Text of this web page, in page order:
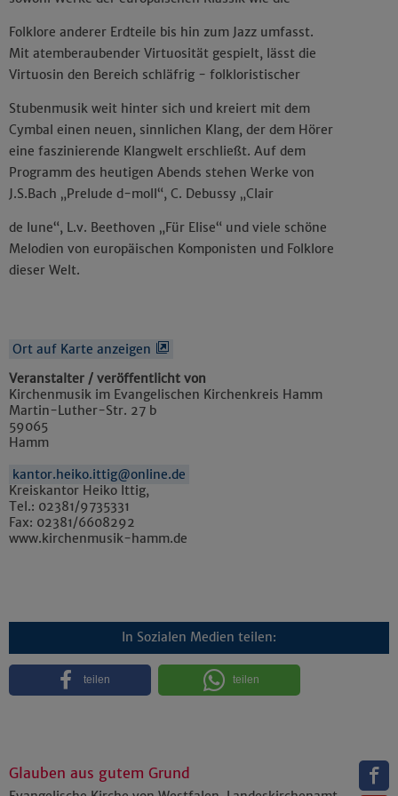
Folklore anderer Erdteile bis hin zum Jazz umfasst.
Mit atemberaubender Virtuosität gespielt, lässt die
Virtuosin den Bereich schläfrig - folkloristischer
Stubenmusik weit hinter sich und kreiert mit dem
Cymbal einen neuen, sinnlichen Klang, der dem Hörer
eine faszinierende Klangwelt erschließt. Auf dem
Programm des heutigen Abends stehen Werke von
J.S.Bach „Prelude d-moll“, C. Debussy „Clair
de lune“, L.v. Beethoven „Für Elise“ und viele schöne
Melodien von europäischen Komponisten und Folklore
dieser Welt.
Ort auf Karte anzeigen
Veranstalter / veröffentlicht von
Kirchenmusik im Evangelischen Kirchenkreis Hamm
Martin-Luther-Str. 27 b
59065
Hamm
kantor.heiko.ittig@online.de
Kreiskantor Heiko Ittig,
Tel.: 02381/9735331
Fax: 02381/6608292
www.kirchenmusik-hamm.de
In Sozialen Medien teilen:
teilen teilen
Glauben aus gutem Grund